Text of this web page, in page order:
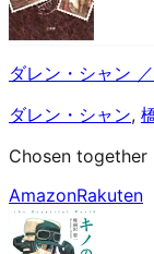
ダレン・シャン
ダレン・シャン,
Chosen
AmazonRakuten